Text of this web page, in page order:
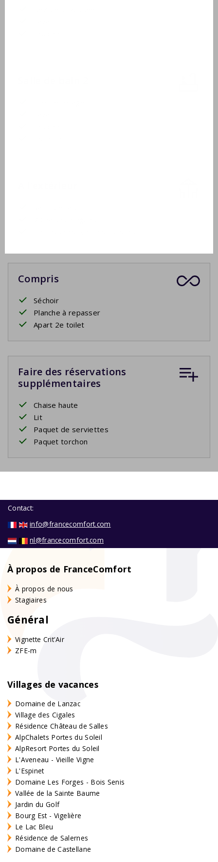
Compris
Séchoir
Planche à repasser
Apart 2e toilet
Faire des réservations
supplémentaires
Chaise haute
Lit
Paquet de serviettes
Paquet torchon
Contact:
info@francecomfort.com
nl@francecomfort.com
À propos de FranceComfort
À propos de nous
Stagiaires
Général
Vignette Crit'Air
ZFE-m
Villages de vacances
Domaine de Lanzac
Village des Cigales
Résidence Château de Salles
AlpChalets Portes du Soleil
AlpResort Portes du Soleil
L'Aveneau - Vieille Vigne
L'Espinet
Domaine Les Forges - Bois Senis
Vallée de la Sainte Baume
Jardin du Golf
Bourg Est - Vigelière
Le Lac Bleu
Résidence de Salernes
Domaine de Castellane